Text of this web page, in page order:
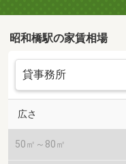
昭和橋駅の家賃相場
広さ
50㎡～80㎡